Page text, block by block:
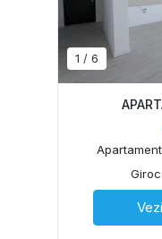
1 / 6
Giroc